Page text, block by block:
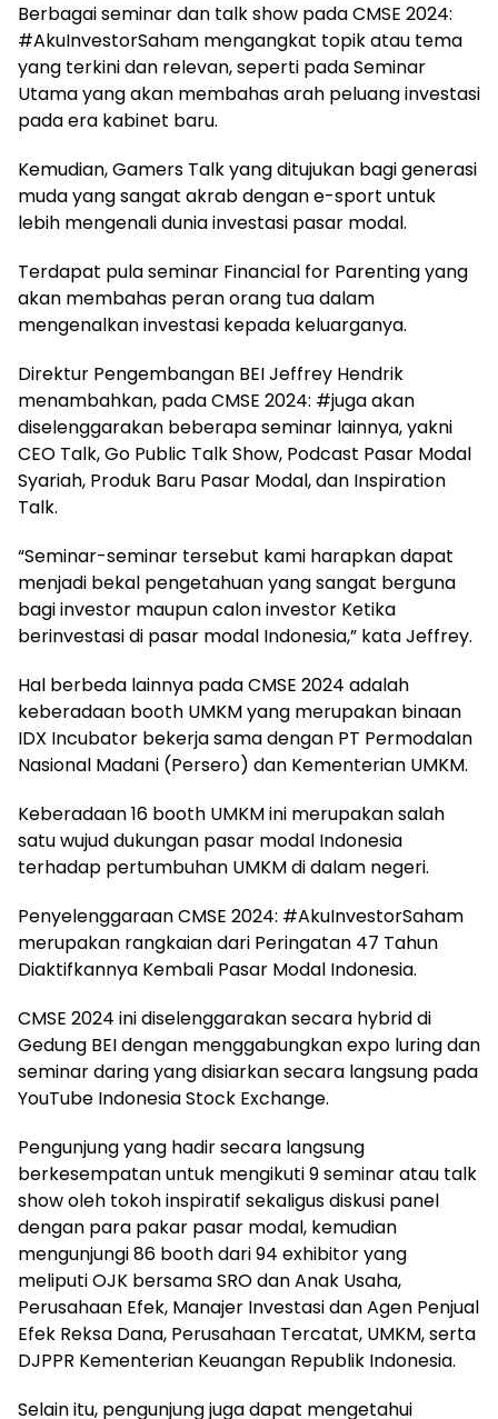
Berbagai seminar dan talk show pada CMSE 2024:
#AkuInvestorSaham mengangkat topik atau tema
yang terkini dan relevan, seperti pada Seminar
Utama yang akan membahas arah peluang investasi
pada era kabinet baru.
Kemudian, Gamers Talk yang ditujukan bagi generasi
muda yang sangat akrab dengan e-sport untuk
lebih mengenali dunia investasi pasar modal.
Terdapat pula seminar Financial for Parenting yang
akan membahas peran orang tua dalam
mengenalkan investasi kepada keluarganya.
Direktur Pengembangan BEI Jeffrey Hendrik
menambahkan, pada CMSE 2024: #juga akan
diselenggarakan beberapa seminar lainnya, yakni
CEO Talk, Go Public Talk Show, Podcast Pasar Modal
Syariah, Produk Baru Pasar Modal, dan Inspiration
Talk.
“Seminar-seminar tersebut kami harapkan dapat
menjadi bekal pengetahuan yang sangat berguna
bagi investor maupun calon investor Ketika
berinvestasi di pasar modal Indonesia,” kata Jeffrey.
Hal berbeda lainnya pada CMSE 2024 adalah
keberadaan booth UMKM yang merupakan binaan
IDX Incubator bekerja sama dengan PT Permodalan
Nasional Madani (Persero) dan Kementerian UMKM.
Keberadaan 16 booth UMKM ini merupakan salah
satu wujud dukungan pasar modal Indonesia
terhadap pertumbuhan UMKM di dalam negeri.
Penyelenggaraan CMSE 2024: #AkuInvestorSaham
merupakan rangkaian dari Peringatan 47 Tahun
Diaktifkannya Kembali Pasar Modal Indonesia.
CMSE 2024 ini diselenggarakan secara hybrid di
Gedung BEI dengan menggabungkan expo luring dan
seminar daring yang disiarkan secara langsung pada
YouTube Indonesia Stock Exchange.
Pengunjung yang hadir secara langsung
berkesempatan untuk mengikuti 9 seminar atau talk
show oleh tokoh inspiratif sekaligus diskusi panel
dengan para pakar pasar modal, kemudian
mengunjungi 86 booth dari 94 exhibitor yang
meliputi OJK bersama SRO dan Anak Usaha,
Perusahaan Efek, Manajer Investasi dan Agen Penjual
Efek Reksa Dana, Perusahaan Tercatat, UMKM, serta
DJPPR Kementerian Keuangan Republik Indonesia.
Selain itu, pengunjung juga dapat mengetahui